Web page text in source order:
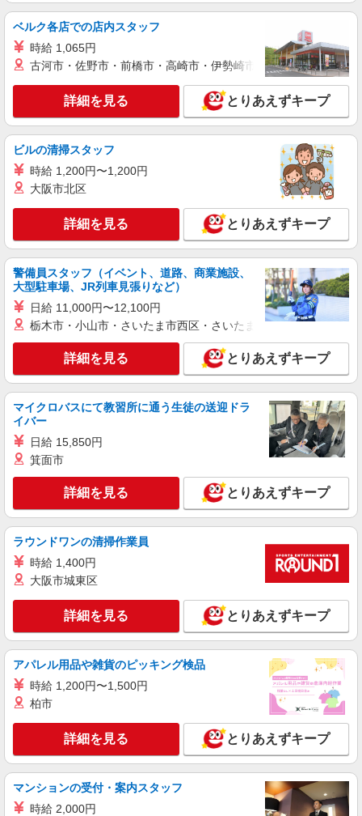
パーソルテンプスタッフ株式会社 上信コーディネートセンター（長
野）/26-0599158
指示通りでOK！大手メーカーでのコツコツル
ーティンワーク＠川中島
時給1450円
長野県長野市／最寄駅：川中島駅、今井駅
≪車通勤可≫ 周辺駐車場をご案内いたします
キープ 詳細を見る
パーソルテンプスタッフ株式会社 上信コーディネートセンター（長
野）/26-0566511
［安定×長期］ベンリな平日休み♪事務のオシ
ゴト
時給1300円
長野県長野市／最寄駅：北長野駅、信濃吉田
駅 ≪車通勤可≫
キープ 詳細を見る
派遣社員
パーソルテンプスタッフ株式会社 上信コーディネートセンター（長
野）/26-0570778
［金融窓口・未経験OK］時給1360円〜★土日
時給1360円
長野県長野市／最寄駅：権堂駅、長野駅 ≪
車通勤可≫
キープ
派遣社員
パーソルテンプスタッフ株式会社 上信コーディネートセンター（長
野）/26-0586651
未経験からスタートOK！経理事務のお仕事♪
時給1250円 ■残業含む月収例（5〜10時間）：
193,750〜200,000円
長野県長野市／最寄駅：長野駅 ≪車通勤可
≫ ■ご自身で準備頂ければマイカー通勤もOKで
す！
キープ 詳細を見る
株式会社綜合キャリアオプション（1314VJ0805G39★85-N-T4）
ベルク各店での店内スタッフ
時給 1,065円
古河市・佐野市・前橋市・高崎市・伊勢崎市・太田市・館林市
詳細を見る とりあえずキープ
ビルの清掃スタッフ
時給 1,200円〜1,200円
大阪市北区
詳細を見る とりあえずキープ
警備員スタッフ（イベント、道路、商業施設、
大型駐車場、JR列車見張りなど）
日給 11,000円〜12,100円
栃木市・小山市・さいたま市西区・さいたま市岩槻区・久喜市・
詳細を見る とりあえずキープ
マイクロバスにて教習所に通う生徒の送迎ドラ
イバー
日給 15,850円
箕面市
詳細を見る とりあえずキープ
ラウンドワンの清掃作業員
時給 1,400円
大阪市城東区
詳細を見る とりあえずキープ
アパレル用品や雑貨のピッキング検品
時給 1,200円〜1,500円
柏市
詳細を見る とりあえずキープ
マンションの受付・案内スタッフ
時給 2,000円